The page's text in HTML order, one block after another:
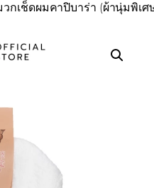
กเช็ดผมคาปิบาร่า (ผ้านุ่มพิเศ